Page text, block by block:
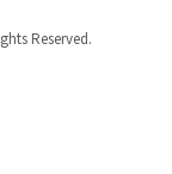
Reserved.